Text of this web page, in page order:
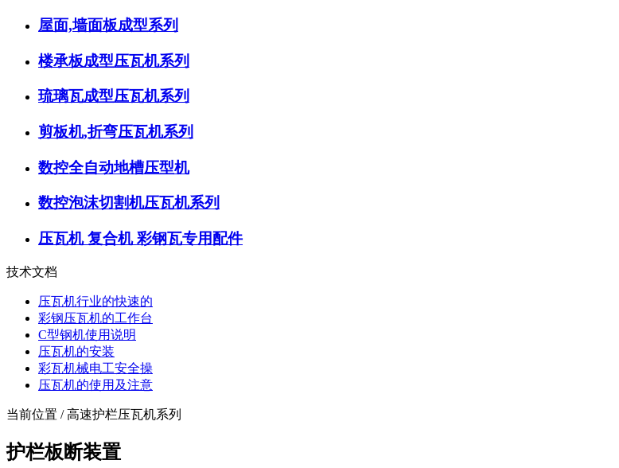
屋面,墙面板成型系列
楼承板成型压瓦机系列
琉璃瓦成型压瓦机系列
剪板机,折弯压瓦机系列
数控全自动地槽压型机
数控泡沫切割机压瓦机系列
压瓦机 复合机 彩钢瓦专用配件
技术文档
压瓦机行业的快速的
彩钢压瓦机的工作台
C型钢机使用说明
压瓦机的安装
彩瓦机械电工安全操
压瓦机的使用及注意
当前位置 / 高速护栏压瓦机系列
护栏板断装置